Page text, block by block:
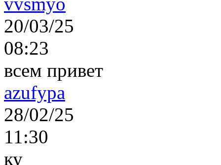
20/03/25
08:23
всем привет
azufypa
28/02/25
11:30
ку